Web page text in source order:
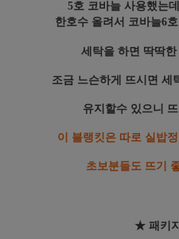
5호 코바늘 사용했는
한호수 올려서 코바늘6
세탁을 하면 딱딱
조금 느슨하게 뜨시면 세
유지할수 있으니
이 블랭킷은 따로 실밥
초보분들도 뜨기
★ 패키